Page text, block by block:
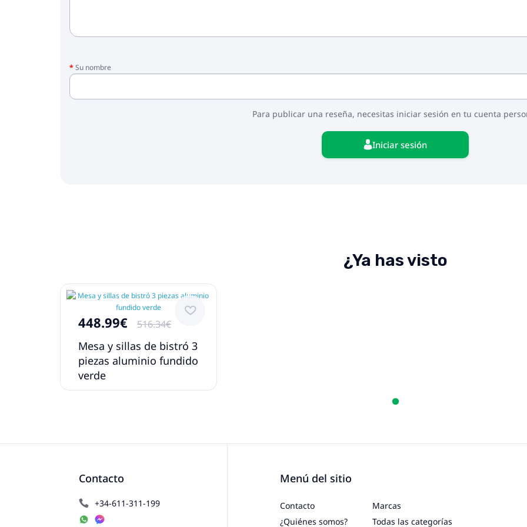
Su nombre
Para publicar una reseña, necesitas iniciar sesión en tu cuenta
Iniciar sesión
¿Ya has visto
448.99€ 516.34€
Mesa y sillas de bistró 3
piezas aluminio fundido
verde
Contacto
+34-611-311-199
Menú del sitio
Contacto
¿Quiénes somos?
Marcas
Todas las categorías